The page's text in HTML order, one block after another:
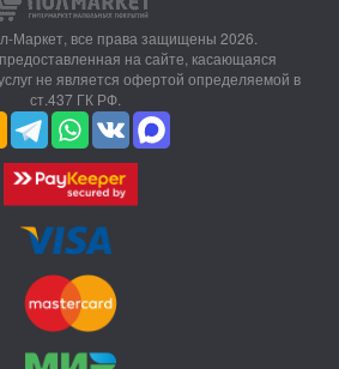
Маркет, все права защищены 2026.
на сайте, касающаяся
не является офертой определяемой в
ст.437 ГК РФ.